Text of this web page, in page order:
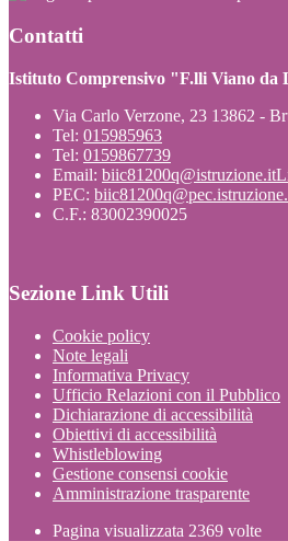
Contatti
Istituto Comprensivo "F.lli Viano da
Via Carlo Verzone, 23 13862 -
Tel: 015985963
Tel: 0159867739
Email: biic81200q@istruzione.it
PEC:
C.F.: 83002390025
Sezione Link Utili
Cookie policy
Note legali
Informativa Privacy
Ufficio Relazioni con il Pubblico
Dichiarazione di accessibilità
Obiettivi di accessibilità
Whistleblowing
Gestione consensi cookie
Amministrazione trasparente
Pagina visualizzata 2369 volte